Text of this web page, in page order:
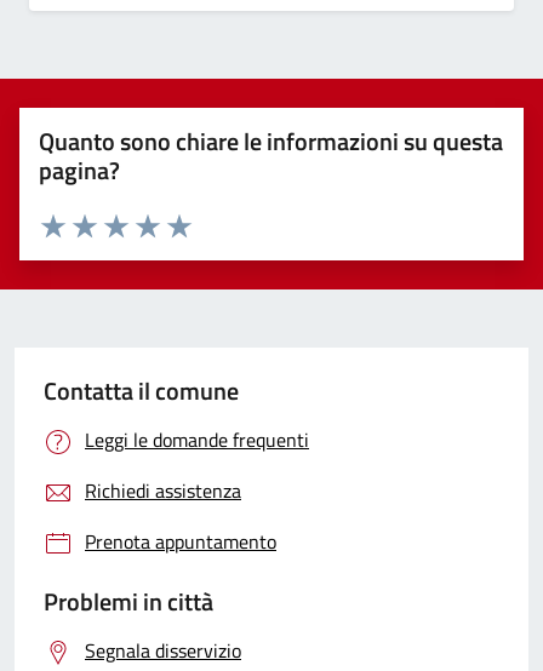
Quanto sono chiare le informazioni su questa
pagina?
Valuta 5 stelle su 5
Valuta 4 stelle su 5
Valuta 3 stelle su 5
Valuta 2 stelle su 5
Valuta 1 stelle su 5
Contatta il comune
Leggi le domande frequenti
Richiedi assistenza
Prenota appuntamento
Problemi in città
Segnala disservizio